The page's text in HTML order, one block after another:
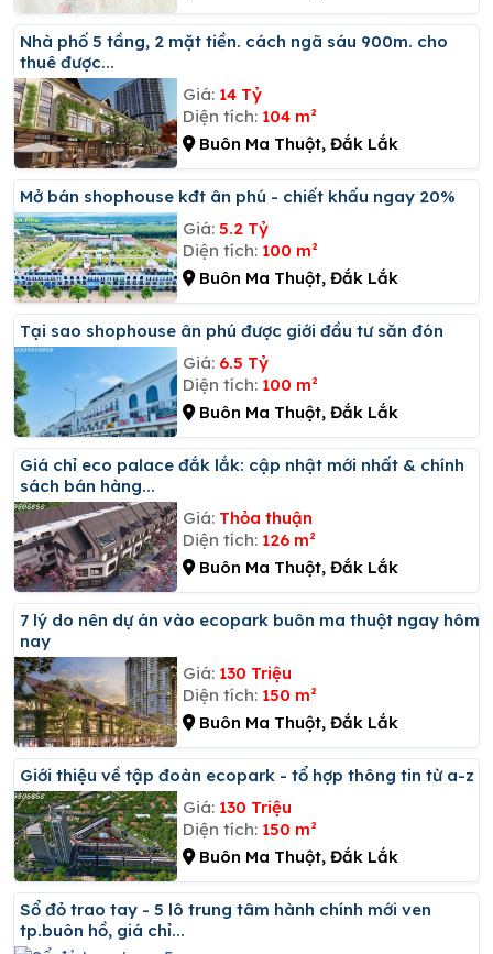
Nhà phố 5 tầng, 2 mặt tiền. cách ngã sáu 900m. cho
thuê được...
Giá: 14 Tỷ
Diện tích: 104 m²
Buôn Ma Thuột, Đắk Lắk
Mở bán shophouse kđt ân phú - chiết khấu ngay 20%
Giá: 5.2 Tỷ
Diện tích: 100 m²
Buôn Ma Thuột, Đắk Lắk
Tại sao shophouse ân phú được giới đầu tư săn đón
Giá: 6.5 Tỷ
Diện tích: 100 m²
Buôn Ma Thuột, Đắk Lắk
Giá chỉ eco palace đắk lắk: cập nhật mới nhất & chính
sách bán hàng...
Giá: Thỏa thuận
Diện tích: 126 m²
Buôn Ma Thuột, Đắk Lắk
7 lý do nên dự án vào ecopark buôn ma thuột ngay hôm
nay
Giá: 130 Triệu
Diện tích: 150 m²
Buôn Ma Thuột, Đắk Lắk
Giới thiệu về tập đoàn ecopark - tổ hợp thông tin từ a-z
Giá: 130 Triệu
Diện tích: 150 m²
Buôn Ma Thuột, Đắk Lắk
Sổ đỏ trao tay - 5 lô trung tâm hành chính mới ven
tp.buôn hồ, giá chỉ...